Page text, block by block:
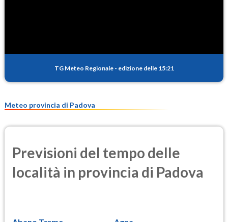
PM25
TG Meteo Regionale - edizione delle 15:21
Meteo provincia di Padova
Previsioni del tempo delle
località in provincia di Padova